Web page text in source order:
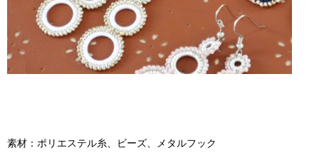
素材：ポリエステル糸、ビーズ、メタルフック